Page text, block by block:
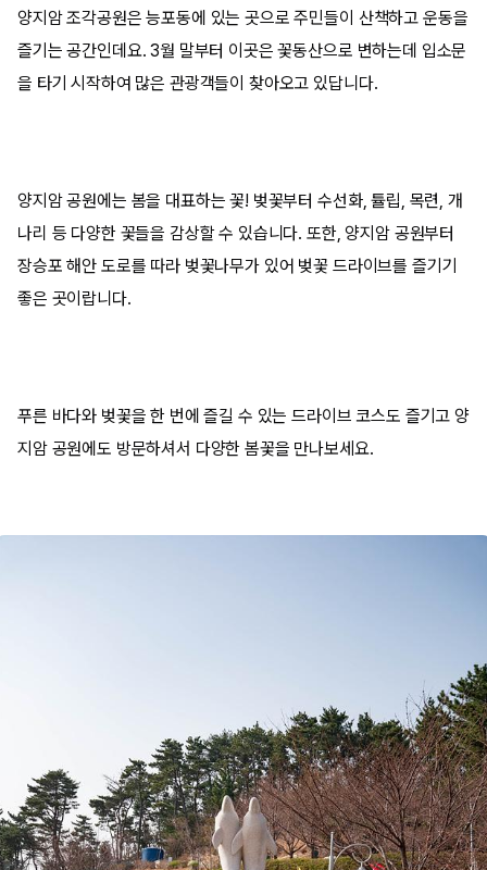
양지암 조각공원은 능포동에 있는 곳으로 주민들이 산책하고 운동을
즐기는 공간인데요. 3월 말부터 이곳은 꽃동산으로 변하는데 입소문
을 타기 시작하여 많은 관광객들이 찾아오고 있답니다.
​양지암 공원에는 봄을 대표하는 꽃! 벚꽃부터 수선화, 튤립, 목련, 개
나리 등 다양한 꽃들을 감상할 수 있습니다. 또한, 양지암 공원부터
장승포 해안 도로를 따라 벚꽃나무가 있어 벚꽃 드라이브를 즐기기
좋은 곳이랍니다. ​
푸른 바다와 벚꽃을 한 번에 즐길 수 있는 드라이브 코스도 즐기고 양
지암 공원에도 방문하셔서 다양한 봄꽃을 만나보세요.